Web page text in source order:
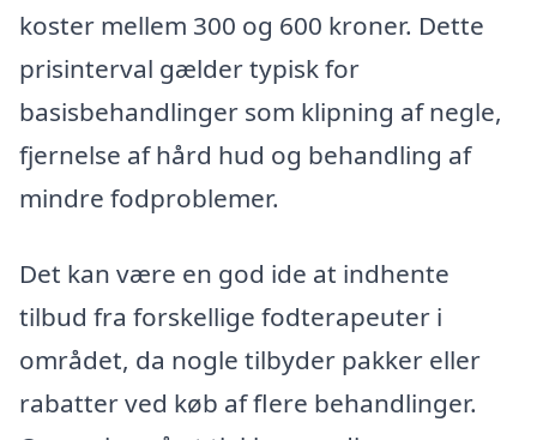
koster mellem 300 og 600 kroner. Dette
prisinterval gælder typisk for
basisbehandlinger som klipning af negle,
fjernelse af hård hud og behandling af
mindre fodproblemer.
Det kan være en god ide at indhente
tilbud fra forskellige fodterapeuter i
området, da nogle tilbyder pakker eller
rabatter ved køb af flere behandlinger.